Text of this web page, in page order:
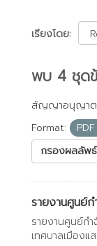
เรียงโดย
พบ 4 ชุด
สัญญาอนุญา
Format:
PDF
กรองผลลัพธ์
รายงานศูนย์
รายงานศูนย์ก
เทศบาลเมืองแ